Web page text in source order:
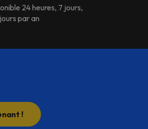
24 heures, 7 jours,
par an
!